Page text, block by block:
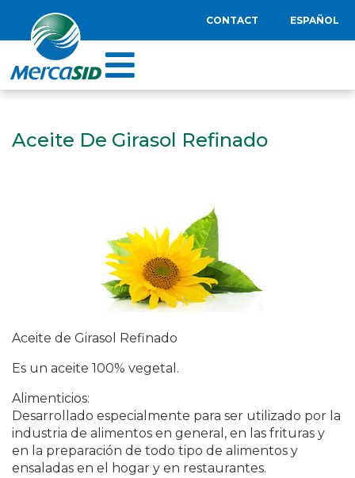
CONTACT ESPAÑOL
Aceite De Girasol Refinado
Aceite de Girasol Refinado
Es un aceite 100% vegetal.
Alimenticios:
Desarrollado especialmente para ser utilizado por la
industria de alimentos en general, en las frituras y
en la preparación de todo tipo de alimentos y
ensaladas en el hogar y en restaurantes.